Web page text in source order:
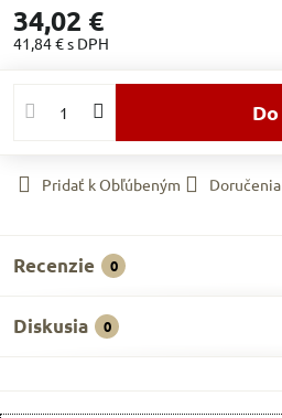
34,02 €
41,84 €s DPH
Pridať k Obľúbeným Doručenia
Recenzie 0
Diskusia 0